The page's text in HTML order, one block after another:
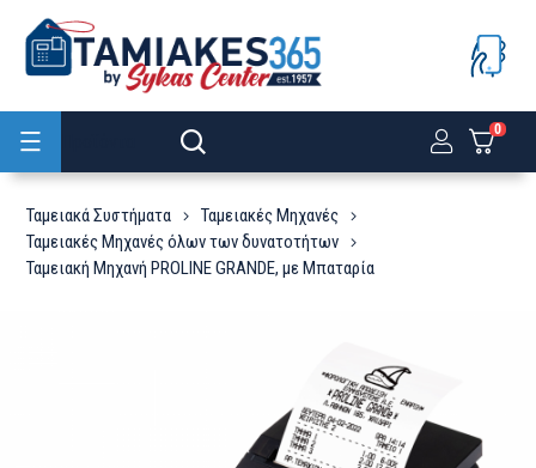
0
Ταμειακά Συστήματα
Ταμειακές Μηχανές
Ταμειακές Μηχανές όλων των δυνατοτήτων
Ταμειακή Μηχανή PROLINE GRANDE, με Μπαταρία